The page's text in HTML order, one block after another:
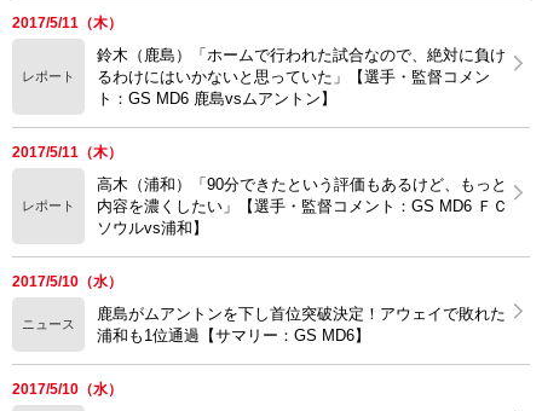
2017/5/11（木）
レポート
鈴木（鹿島）「ホームで行われた試合なので、絶対に負け
るわけにはいかないと思っていた」【選手・監督コメン
ト：GS MD6 鹿島vsムアントン】
2017/5/11（木）
レポート
高木（浦和）「90分できたという評価もあるけど、もっと
内容を濃くしたい」【選手・監督コメント：GS MD6 ＦＣ
ソウルvs浦和】
2017/5/10（水）
ニュース
鹿島がムアントンを下し首位突破決定！アウェイで敗れた
浦和も1位通過【サマリー：GS MD6】
2017/5/10（水）